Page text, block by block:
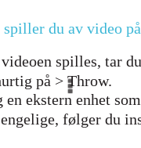
du av video
spilles, tar
på > Throw.
en ekstern enhet
følger du